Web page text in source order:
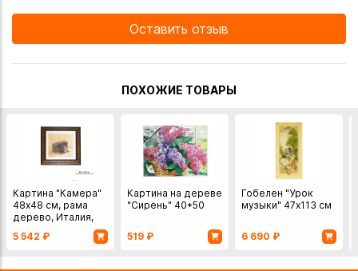
Оставить отзыв
ПОХОЖИЕ ТОВАРЫ
Картина "Камера"
48х48 см, рама
дерево, Италия,
5 542 ₽
Картина на дереве
"Сирень" 40*50
519 ₽
Гобелен "Урок
музыки" 47х113 см
6 690 ₽